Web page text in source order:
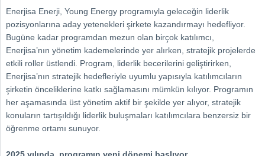
Enerjisa Enerji, Young Energy programıyla geleceğin liderlik
pozisyonlarına aday yetenekleri şirkete kazandırmayı hedefliyor.
Bugüne kadar programdan mezun olan birçok katılımcı,
Enerjisa’nın yönetim kademelerinde yer alırken, stratejik projelerde
etkili roller üstlendi. Program, liderlik becerilerini geliştirirken,
Enerjisa’nın stratejik hedefleriyle uyumlu yapısıyla katılımcıların
şirketin önceliklerine katkı sağlamasını mümkün kılıyor. Programın
her aşamasında üst yönetim aktif bir şekilde yer alıyor, stratejik
konuların tartışıldığı liderlik buluşmaları katılımcılara benzersiz bir
öğrenme ortamı sunuyor.